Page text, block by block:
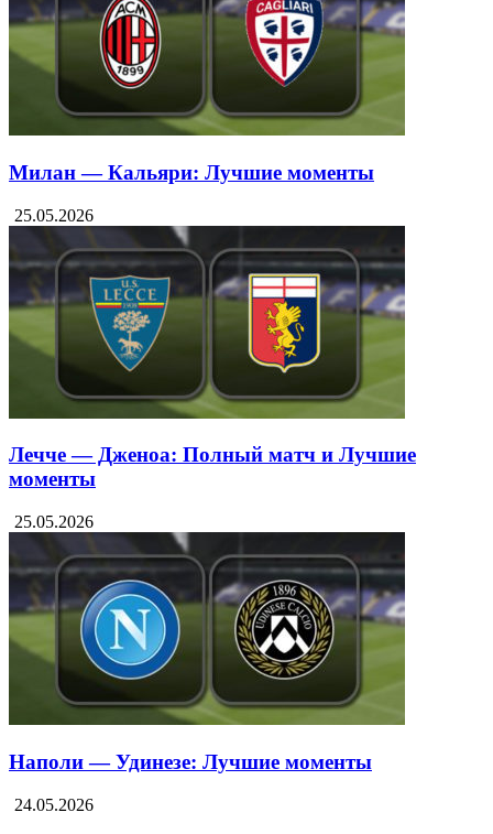
Милан — Кальяри: Лучшие моменты
25.05.2026
Лечче — Дженоа: Полный матч и Лучшие
моменты
25.05.2026
Наполи — Удинезе: Лучшие моменты
24.05.2026